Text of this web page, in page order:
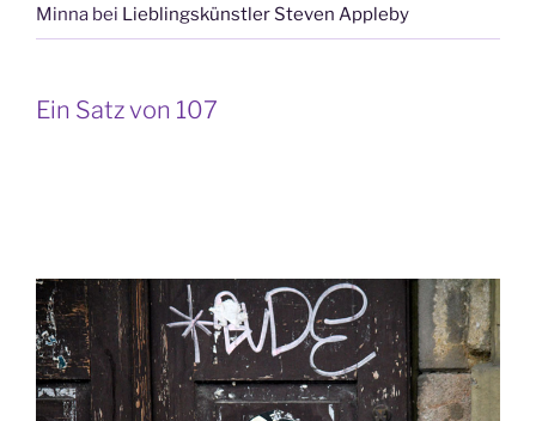
Minna bei Lieblingskünstler Steven Appleby
Ein Satz von 107